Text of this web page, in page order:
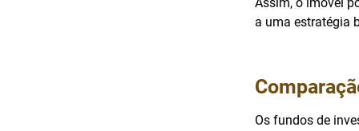
a uma estratégia
Os fundos de